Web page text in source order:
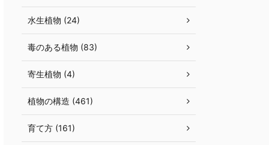
水生植物 (24)
毒のある植物 (83)
寄生植物 (4)
植物の構造 (461)
育て方 (161)